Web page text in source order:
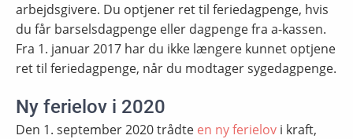
arbejdsgivere. Du optjener ret til feriedagpenge, hvis
du får barselsdagpenge eller dagpenge fra a-kassen.
Fra 1. januar 2017 har du ikke længere kunnet optjene
ret til feriedagpenge, når du modtager sygedagpenge.
Ny ferielov i 2020
Den 1. september 2020 trådte en ny ferielov i kraft,